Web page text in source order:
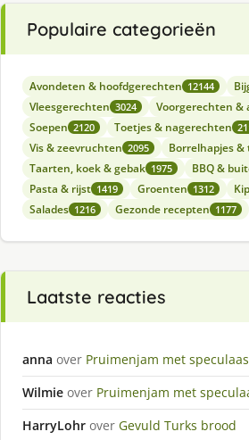
Populaire categorieën
Avondeten & hoofdgerechten 12144
Vleesgerechten 3024 Voorgerechten &
Soepen 2120 Toetjes & nagerechten
Vis & zeevruchten 2095 Borrelhapjes &
Taarten, koek & gebak 1975 BBQ &
Pasta & rijst 1419 Groenten 1312
Salades 1216 Gezonde recepten 1177
Laatste reacties
anna over Pruimenjam met
Wilmie over Pruimenjam met
HarryLohr over Gevuld Turks brood